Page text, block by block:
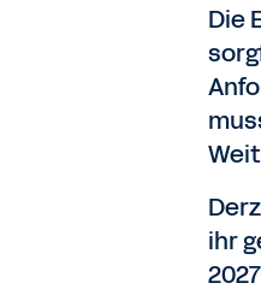
Die
ihr